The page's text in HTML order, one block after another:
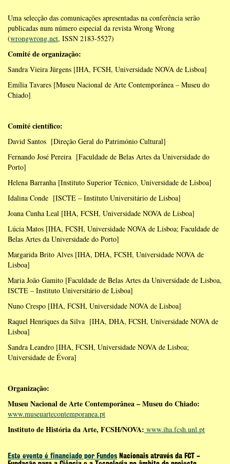
Uma selecção das comunicações apresentadas na conferência serão
publicadas num número especial da revista Wrong Wrong
(wrongwrong.net, ISSN 2183-5527)
Comité de organização:
Sandra Vieira Jürgens [IHA, FCSH, Universidade NOVA de Lisboa]
Emília Tavares [Museu Nacional de Arte Contemporânea – Museu do
Chiado]
Comité científico:
David Santos [Direção Geral do Património Cultural]
Fernando José Pereira [Faculdade de Belas Artes da Universidade do
Porto]
Helena Barranha [Instituto Superior Técnico, Universidade de Lisboa]
Idalina Conde [ISCTE – Instituto Universitário de Lisboa]
Joana Cunha Leal [IHA, FCSH, Universidade NOVA de Lisboa]
Lúcia Matos [IHA, FCSH, Universidade NOVA de Lisboa; Faculdade de
Belas Artes da Universidade do Porto]
Margarida Brito Alves [IHA, DHA, FCSH, Universidade NOVA de
Lisboa]
Maria João Gamito [Faculdade de Belas Artes da Universidade de Lisboa,
ISCTE – Instituto Universitário de Lisboa]
Nuno Crespo [IHA, FCSH, Universidade NOVA de Lisboa]
Raquel Henriques da Silva [IHA, DHA, FCSH, Universidade NOVA de
Lisboa]
Sandra Leandro [IHA, FCSH, Universidade NOVA de Lisboa;
Universidade de Évora]
Organização:
Museu Nacional de Arte Contemporânea – Museu do Chiado:
www.museuartecontemporanea.pt
Instituto de História da Arte, FCSH/NOVA: www.iha.fcsh.unl.pt
Este evento é financiado por Fundos Nacionais através da FCT –